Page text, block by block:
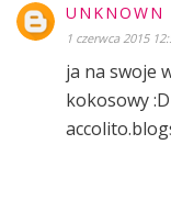
UNKNOWN
1 czerwca 2015
ja na swoje
kokosowy